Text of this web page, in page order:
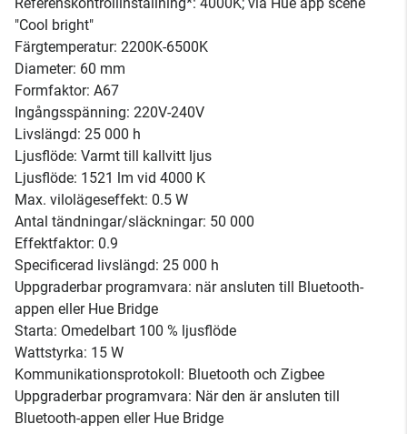
"Cool bright"
Färgtemperatur: 2200K-6500K
Diameter: 60 mm
Formfaktor: A67
Ingångsspänning: 220V-240V
Livslängd: 25 000 h
Ljusflöde: Varmt till kallvitt ljus
Ljusflöde: 1521 lm vid 4000 K
Max. vilolägeseffekt: 0.5 W
Antal tändningar/släckningar: 50 000
Effektfaktor: 0.9
Specificerad livslängd: 25 000 h
Uppgraderbar programvara: när ansluten till Bluetooth-
appen eller Hue Bridge
Starta: Omedelbart 100 % ljusflöde
Wattstyrka: 15 W
Kommunikationsprotokoll: Bluetooth och Zigbee
Uppgraderbar programvara: När den är ansluten till
Bluetooth-appen eller Hue Bridge